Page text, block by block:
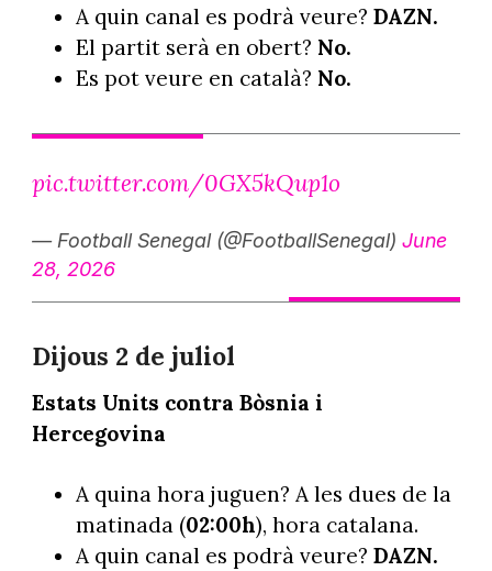
A quin canal es podrà veure? DAZN.
El partit serà en obert? No.
Es pot veure en català? No.
pic.twitter.com/0GX5kQup1o
— Football Senegal (@FootballSenegal) June
28, 2026
Dijous 2 de juliol
Estats Units contra Bòsnia i
Hercegovina
A quina hora juguen? A les dues de la
matinada (02:00h), hora catalana.
A quin canal es podrà veure? DAZN.